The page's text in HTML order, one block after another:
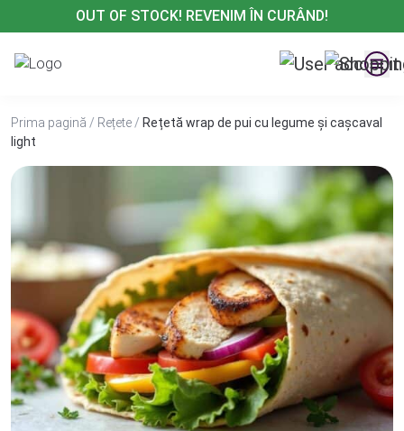
la
conținut
OUT OF STOCK! REVENIM ÎN CURÂND!
Prima pagină / Rețete / Rețetă wrap de pui cu legume și cașcaval
light